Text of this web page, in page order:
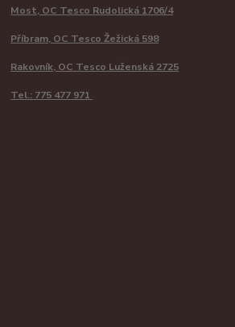
Most, OC Tesco Rudolická 1706/4
Příbram, OC Tesco Žežická 598
Rakovník, OC Tesco Luženská 2725
Tel.: 775 477 971